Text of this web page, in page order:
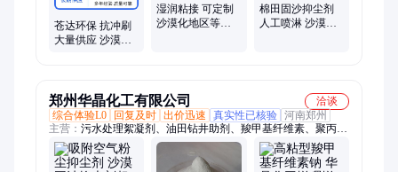
防火包裹
苍达环保 抗冲刷
大量供应 沙漠化
湿润粘接 可定制
沙漠化地区等场
棉田固沙抑尘剂
人工喷淋 沙漠化
郑州华晶化工有限公司
洽谈
综合体验L0
回复及时 出价迅速 真实性已核验 河南郑州
主营： 污水处理絮凝剂、油田钻井助剂、羧甲基纤维素、聚丙烯
酰胺、制香专用胶粉